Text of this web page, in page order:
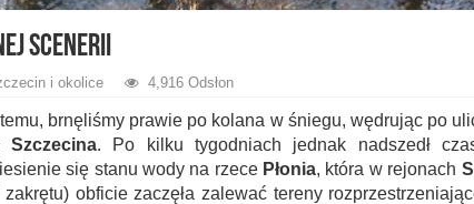
scenerii
i okolice 4,916 Odsłon
brnęliśmy prawie po kolana w śniegu, wędrując po
Szczecina. Po kilku tygodniach jednak nadszedł
się stanu wody na rzece Płonia, która w rejonach
zakrętu) obficie zaczęła zalewać tereny